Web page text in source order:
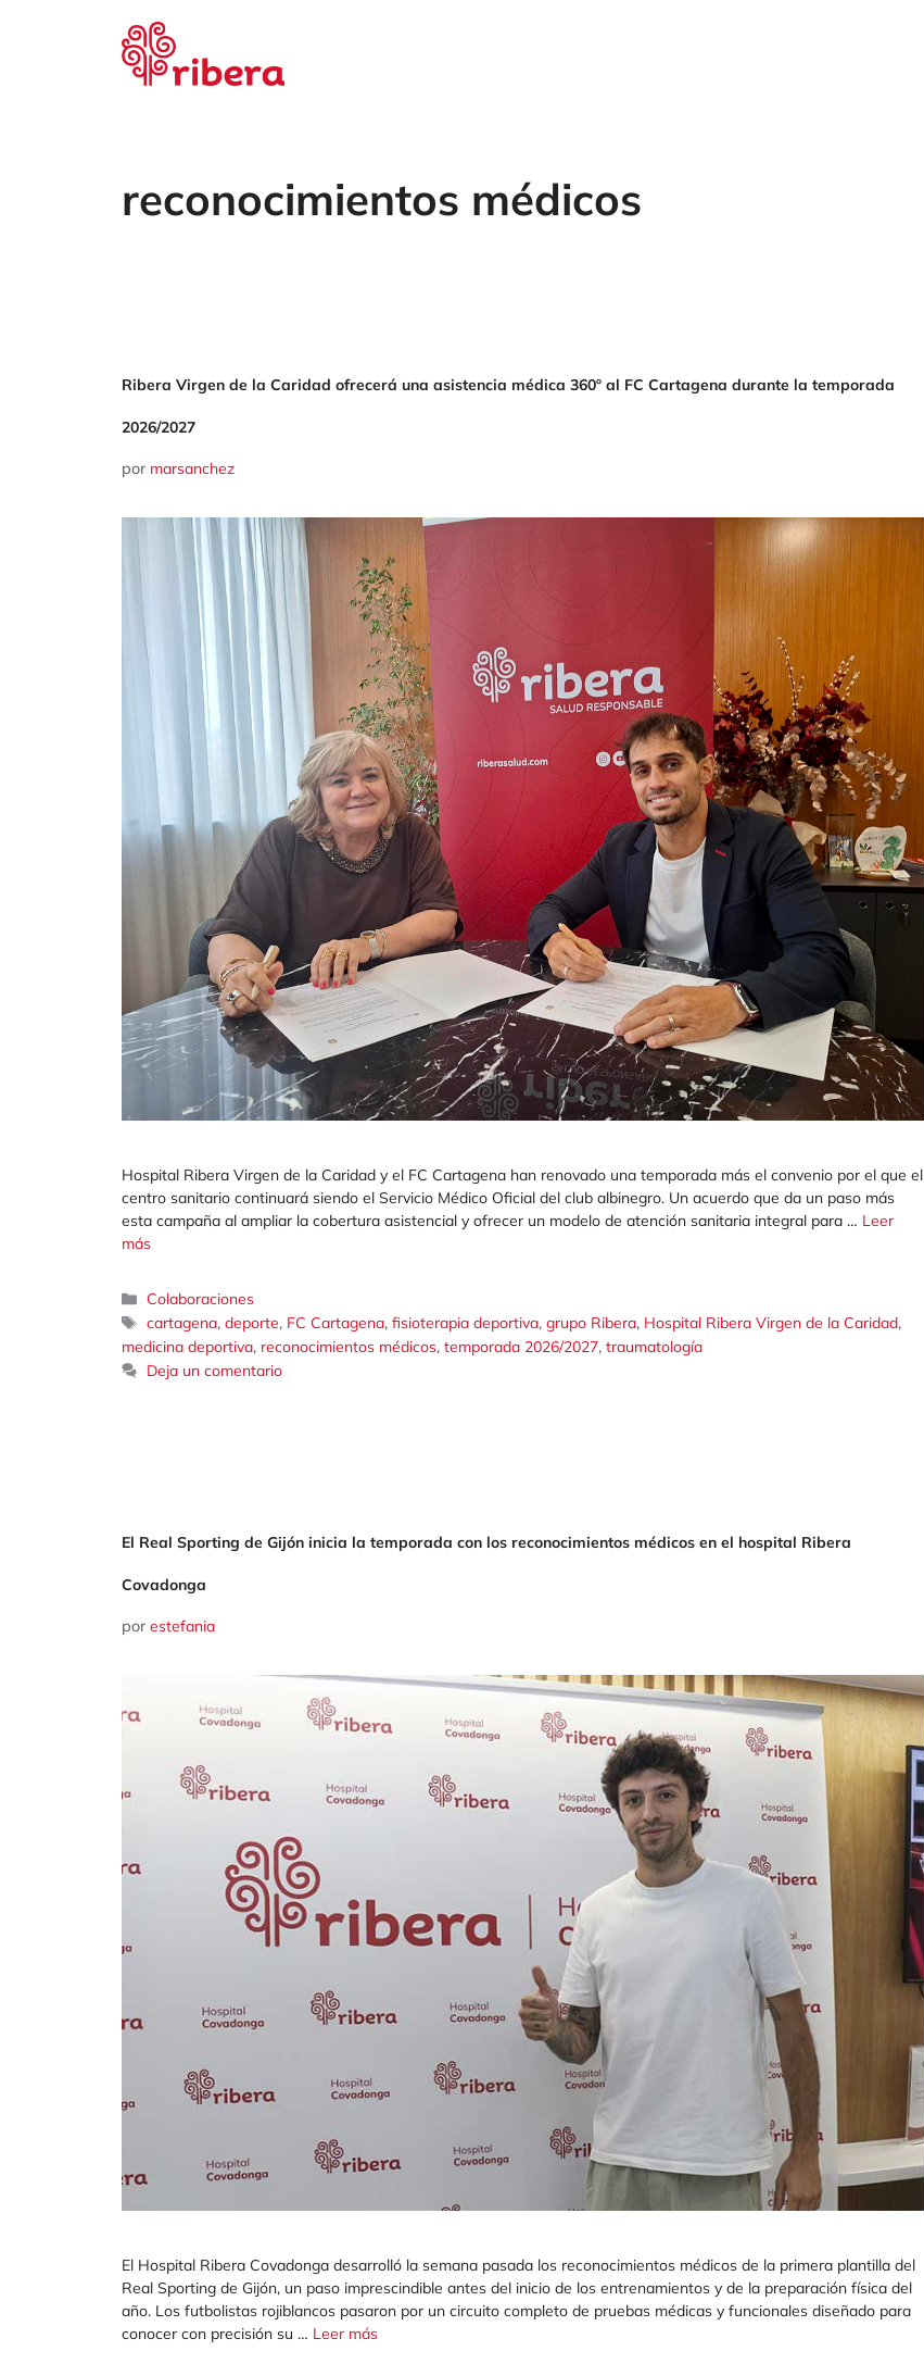
reconocimientos médicos
Ribera Virgen de la Caridad ofrecerá una asistencia médica 360º al FC Cartagena durante la temporada
2026/2027
por marsanchez
Hospital Ribera Virgen de la Caridad y el FC Cartagena han renovado una temporada más el convenio por el que el
centro sanitario continuará siendo el Servicio Médico Oficial del club albinegro. Un acuerdo que da un paso más
esta campaña al ampliar la cobertura asistencial y ofrecer un modelo de atención sanitaria integral para … Leer
más
Categorías
Colaboraciones
Etiquetas
cartagena,deporte, FC Cartagena,fisioterapia deportiva,grupo Ribera, Hospital Ribera Virgen de la Caridad,
medicina deportiva, reconocimientos médicos, temporada 2026/2027, traumatología
Deja un comentario
El Real Sporting de Gijón inicia la temporada con los reconocimientos médicos en el hospital Ribera
Covadonga
por estefania
El Hospital Ribera Covadonga desarrolló la semana pasada los reconocimientos médicos de la primera plantilla del
Real Sporting de Gijón, un paso imprescindible antes del inicio de los entrenamientos y de la preparación física del
año. Los futbolistas rojiblancos pasaron por un circuito completo de pruebas médicas y funcionales diseñado para
conocer con precisión su … Leer más